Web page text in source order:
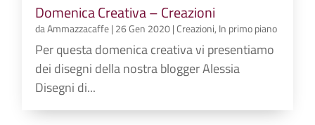
Domenica Creativa – Creazioni
daAmmazzacaffe| 26 Gen 2020|Creazioni, In primo piano
Per questa domenica creativa vi presentiamo
dei disegni della nostra blogger Alessia
Disegni di...